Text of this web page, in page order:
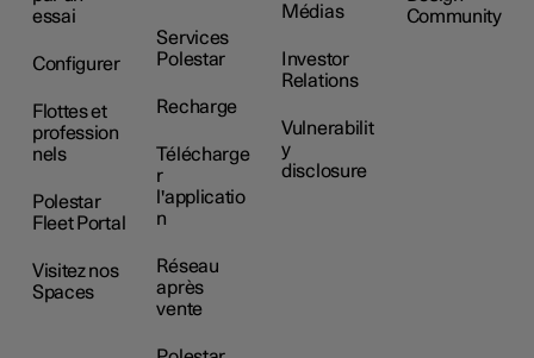
essai
Configurer
Flottes et
profession
nels
Polestar
Fleet Portal
Visitez nos
Spaces
Services
Polestar
Recharge
Télécharge
r
l'applicatio
n
Réseau
après
vente
Médias
Investor
Relations
Vulnerabilit
y
disclosure
Community